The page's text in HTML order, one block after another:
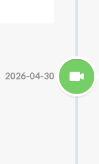
2026-04-30